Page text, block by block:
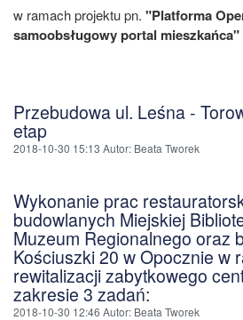
w ramach projektu pn. "Platforma
samoobsługowy portal mieszkańca"
Przebudowa ul. Leśna -
etap
2018-10-30 15:13 Autor: Beata Tworek
Wykonanie prac
budowlanych Miejskiej
Muzeum Regionalnego oraz
Kościuszki 20 w Opocznie w
rewitalizacji zabytkowego
zakresie 3 zadań:
2018-10-30 12:46 Autor: Beata Tworek